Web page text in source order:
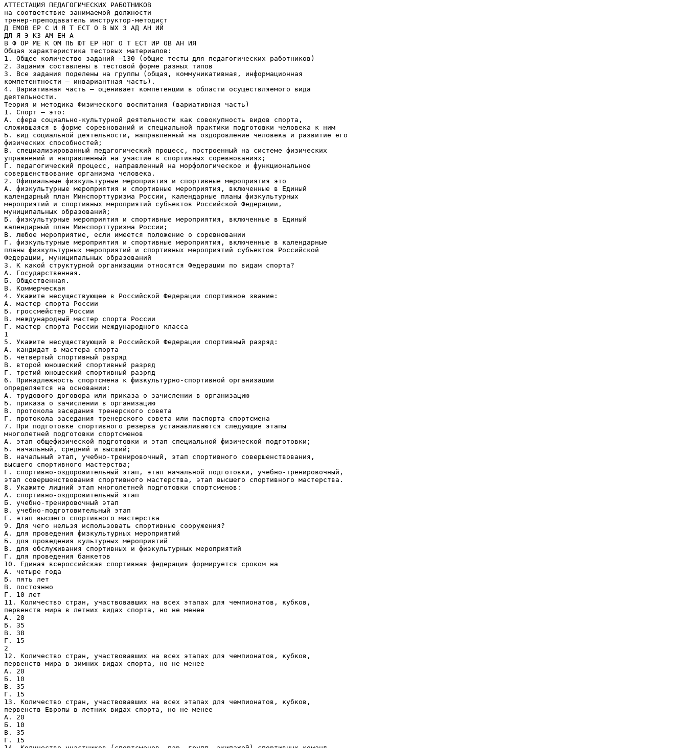
АТТЕСТАЦИЯ ПЕДАГОГИЧЕСКИХ РАБОТНИКОВ на соответствие занимаемой должности тренер-преподаватель инструктор-методист Д ЕМОВ ЕР С И Я Т ЕСТ О В ЫХ З АД АН ИЙ ДЛ Я Э КЗ АМ ЕН А В Ф ОР МЕ К ОМ ПЬ ЮТ ЕР НОГ О Т ЕСТ ИР ОВ АН ИЯ Общая характеристика тестовых материалов: 1. Общее количество заданий –130 (общие тесты для педагогических работников) 2. Задания составлены в тестовой форме разных типов 3. Все задания поделены на группы (общая, коммуникативная, информационная компетентности – инвариантная часть). 4. Вариативная часть – оценивает компетенции в области осуществляемого вида деятельности. Теория и методика Физического воспитания (вариативная часть) 1. Спорт – это: А. сфера социально-культурной деятельности как совокупность видов спорта, сложившаяся в форме соревнований и специальной практики подготовки человека к ним Б. вид социальной деятельности, направленный на оздоровление человека и развитие его физических способностей; В. специализированный педагогический процесс, построенный на системе физических упражнений и направленный на участие в спортивных соревнованиях; Г. педагогический процесс, направленный на морфологическое и функциональное совершенствование организма человека. 2. Официальные физкультурные мероприятия и спортивные мероприятия это А. физкультурные мероприятия и спортивные мероприятия, включенные в Единый календарный план Минспорттуризма России, календарные планы физкультурных мероприятий и спортивных мероприятий субъектов Российской Федерации, муниципальных образований; Б. физкультурные мероприятия и спортивные мероприятия, включенные в Единый календарный план Минспорттуризма России; В. любое мероприятие, если имеется положение о соревновании Г. физкультурные мероприятия и спортивные мероприятия, включенные в календарные планы физкультурных мероприятий и спортивных мероприятий субъектов Российской Федерации, муниципальных образований 3. К какой структурной организации относятся Федерации по видам спорта? А. Государственная. Б. Общественная. В. Коммерческая 4. Укажите несуществующее в Российской Федерации спортивное звание: А. мастер спорта России Б. гроссмейстер России В. международный мастер спорта России Г. мастер спорта России международного класса 1 5. Укажите несуществующий в Российской Федерации спортивный разряд: А. кандидат в мастера спорта Б. четвертый спортивный разряд В. второй юношеский спортивный разряд Г. третий юношеский спортивный разряд 6. Принадлежность спортсмена к физкультурно-спортивной организации определяется на основании: А. трудового договора или приказа о зачислении в организацию Б. приказа о зачислении в организацию В. протокола заседания тренерского совета Г. протокола заседания тренерского совета или паспорта спортсмена 7. При подготовке спортивного резерва устанавливаются следующие этапы многолетней подготовки спортсменов А. этап общефизической подготовки и этап специальной физической подготовки; Б. начальный, средний и высший; В. начальный этап, учебно-тренировочный, этап спортивного совершенствования, высшего спортивного мастерства; Г. спортивно-оздоровительный этап, этап начальной подготовки, учебно-тренировочный, этап совершенствования спортивного мастерства, этап высшего спортивного мастерства. 8. Укажите лишний этап многолетней подготовки спортсменов: А. спортивно-оздоровительный этап Б. учебно-тренировочный этап В. учебно-подготовительный этап Г. этап высшего спортивного мастерства 9. Для чего нельзя использовать спортивные сооружения? А. для проведения физкультурных мероприятий Б. для проведения культурных мероприятий В. для обслуживания спортивных и физкультурных мероприятий Г. для проведения банкетов 10. Единая всероссийская спортивная федерация формируется сроком на А. четыре года Б. пять лет В. постоянно Г. 10 лет 11. Количество стран, участвовавших на всех этапах для чемпионатов, кубков, первенств мира в летних видах спорта, но не менее А. 20 Б. 35 В. 38 Г. 15 2 12. Количество стран, участвовавших на всех этапах для чемпионатов, кубков, первенств мира в зимних видах спорта, но не менее А. 20 Б. 10 В. 35 Г. 15 13. Количество стран, участвовавших на всех этапах для чемпионатов, кубков, первенств Европы в летних видах спорта, но не менее А. 20 Б. 10 В. 35 Г. 15 14. Количество участников (спортсменов, пар, групп, экипажей) спортивных команд в виде программы для чемпионатов, кубков, первенств Российской Федерации, других официальных всероссийских спортивных соревнований, но не менее А. 6 Б. 10 В. 15 Г. 8 15. Количество участников (спортсменов, пар, групп, экипажей) спортивных команд в виде программы для чемпионатов, кубков, первенств Федеральных округов, других официальных спортивных соревнований субъекта Российской Федерации, но не менее А. 6 Б. 10 В. 15 Г. 8 16. Спортивные разряды присваиваются сроком на А. до конца занятий спотом; Б. два года; В. один год; Г. постоя 17. Представление на присвоение спортивного разряда подается с момента выполнения спортсменом норм и требований и условий их выполнения в течении А. шести месяцев; Б. трех месяцев; В. одного года; Г. четырех лет. 18. Представление на присвоение спортивного звания подается с момента выполнения спортсменом норм и требований и условий их выполнения в течении А. шести месяцев; Б. трех месяцев; В. одного года; Г. олимпийского цикла 3 19. Методика это: А. совокупность различных методов, обеспечивающих успешность овладения отдельными упражнениями и форм организации занятий; Б. система преподавания и передачи опыта подрастающему поколению; В. процесс и результат человеческой деятельности, средство и способ физического совершенствования людей для выполнения ими своих социальных обязанностей. 20. Двигательное умение это: А. система подготовки, направленная на овладение человеком различных физических упражнений; Б. уровень овладения человеком двигательными способностями, при котором не требуется включение мыслительных процессов при их выполнении; В. уровень овладения двигательным действием, при котором управление движениями осуществляется при активной роли мышления. 21. Двигательный навык это: А. процесс овладения человеком двигательными способностями, необходимыми для его жизнедеятельности; Б. степень владения действием, при которой управление движениями происходит автоматизировано, т.е. не требуется специально направленного на них внимания; В. способность человека перемещать свое тело в пространстве и времени. 22. Спортивная тренировка это: А. движения или действия, используемые для развития физических способностей (качеств), органов и систем, для формирования и совершенствования двигательных навыков; Б. процесс спортивного совершенствования, направленный на развитие определенных качеств, способностей и формирование необходимых знаний, умений и навыков, обусловливающих готовность спортсмена к достижению наивысших результатов в избранном виде спортивной деятельности; В. процесс формирования двигательных навыков и развития физических способностей (качеств), необходимых в конкретной профессиональной или спортивной деятельности. 23. Спорт во всем мире развивается по основным: А. двум направлениям; Б. трем направлениям; В. четырем направлениям; Г. пяти направлениям. 24. Процесс, направленный на воспитание физических качеств и развитие функциональных возможностей, создающих благоприятные условия для совершенствования всех сторон подготовки, называется: А. физической подготовкой; Б. физическим совершенством; В. спортивной тренировкой; Г. учебно-тренировочным процессом. 25. Степень освоения спортсменом системы движений (техники вида спорта), соответствующей особенностям данной спортивной дисциплины и направленной на достижение высоких спортивных результатов называется: А. технической подготовкой; Б. индивидуальной особенностью техники; В. высоким уровнем технического мастерства; Г. профессиональным спортом. 4 26. Основными специфическими средствами спортивной тренировки являются: А. физические упражнения; Б. оздоровительные силы природы; В. гигиенические факторы; Г. тренажеры и тренажерные устройства. 27. Принципы спортивной тренировки представляют собой: А. наиболее важные педагогические правила рационального построения тренировочного процесса, в котором синтезированы научные данные и передовой опыт практической тренерской работы; Б. способы применения основных средств тренировки и совокупность приемов и правил деятельности тренера и спортсмена; В. внешнее выражение согласованной деятельности тренера и спортсменов, осуществляемой в определенном порядке режима; Г. путь достижения (реализации) цели и задач спортивной тренировки. 28. Процесс обучения двигательному действию рекомендуется начинать с освоения: А. основы техники Б. ведущего звена техники В. подводящих упражнений Г. техники выполнения движения 29. Структура процесса обучения двигательным действиям: А. подготовительная, основная и заключительная часть; Б. начальное разучивание упражнения, углубленное разучивание упражнения, закрепление и совершенствование; В. общая физическая подготовка, специальная физическая подготовка, тактическая и теоретическая подготовка. 30. Что должно стоять в базовой подготовке юношей на первом месте? А. физическая Б. техническая В. психическая Г. соревновательная Д. тактическая 31. Какой наиболее информативный способ отбора в спорте? А. игровой Б. соревновательный В. многоборный 32. С каким принципом подготовки четырехгодичного цикла к Олимпийским играм вы согласились бы? А. 1.первый год: создать несколько команд молодежи (5-6) 2.второй год: создать прообраз сборной (3-4) 3.третий год: создать уточнение сборной (2-3) 4. четвертый год: планомерная подготовка сборной (1-2) Б. по состоянию табеля о рангах чемпионата В. по состоянию на данный момент 33. Основным критерием эффективности многолетней спортивной подготовки является: 5 А. наивысший спортивный результат, достигнутый в оптимальных возрастных границах для данного вида спорта; Б. максимальный фонд двигательных умений и навыков; В. наивысший уровень развития физических качеств; Г. отличное здоровье спортсмена. 34. Система организационно-методических мероприятий позволяющ